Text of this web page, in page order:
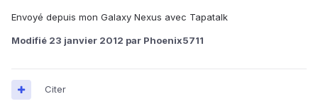
Envoyé depuis mon Galaxy Nexus avec Tapatalk
Modifié 23 janvier 2012 par Phoenix5711
Citer